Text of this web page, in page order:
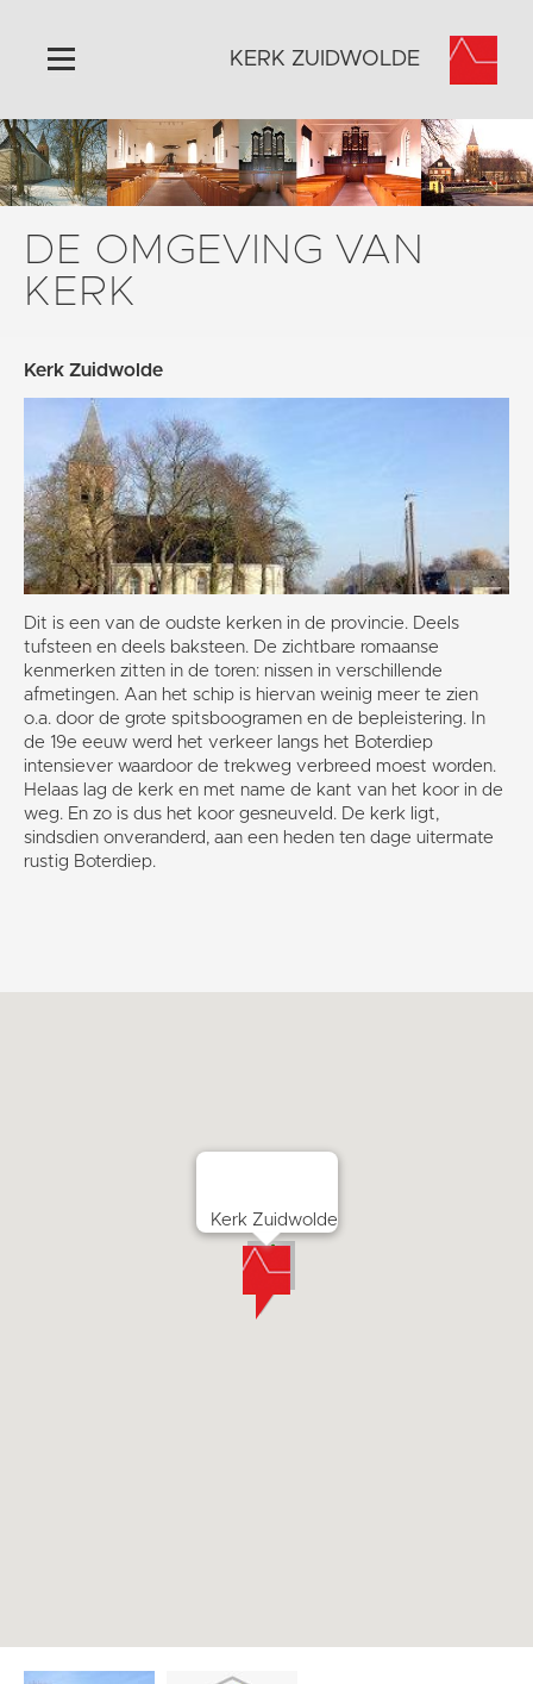
Home
Algemeen
Historie
Omgeving
Activiteiten
Vaktaal
KERK ZUIDWOLDE
DE OMGEVING VAN
KERK
Kerk Zuidwolde
Dit is een van de oudste kerken in de provincie. Deels
tufsteen en deels baksteen. De zichtbare romaanse
kenmerken zitten in de toren: nissen in verschillende
afmetingen. Aan het schip is hiervan weinig meer te zien
o.a. door de grote spitsboogramen en de bepleistering. In
de 19e eeuw werd het verkeer langs het Boterdiep
intensiever waardoor de trekweg verbreed moest worden.
Helaas lag de kerk en met name de kant van het koor in de
weg. En zo is dus het koor gesneuveld. De kerk ligt,
sindsdien onveranderd, aan een heden ten dage uitermate
rustig Boterdiep.
Kerk Zuidwolde